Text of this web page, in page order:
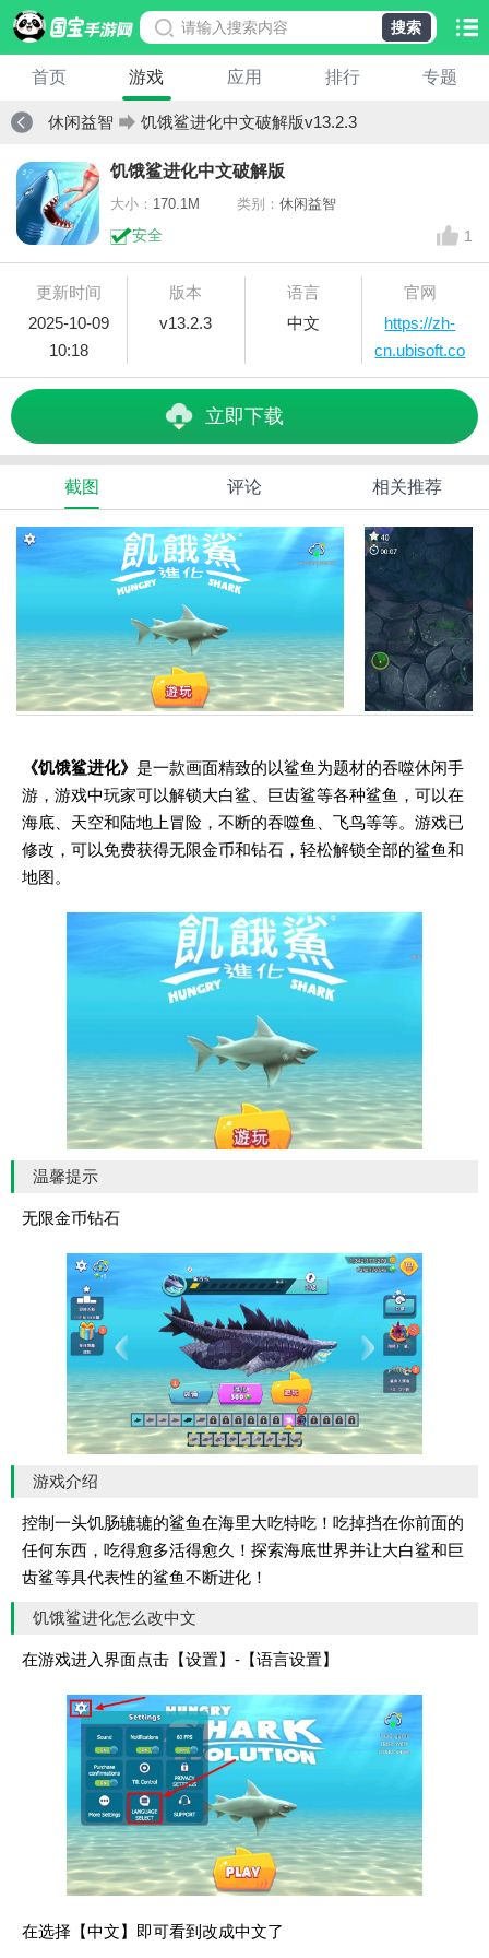
搜索
首页 游戏 应用 排行 专题
休闲益智 饥饿鲨进化中文破解版v13.2.3
饥饿鲨进化中文破解版
大小： 170.1M 类别： 休闲益智
安全 1
更新时间
2025-10-09
10:18
版本
v13.2.3
语言
中文
官网
https://zh-
cn.ubisoft.co
m/games/hse
立即下载
截图 评论 相关推荐
《饥饿鲨进化》 是一款画面精致的以鲨鱼为题材的吞噬休闲手
游，游戏中玩家可以解锁大白鲨、巨齿鲨等各种鲨鱼，可以在
海底、天空和陆地上冒险，不断的吞噬鱼、飞鸟等等。游戏已
修改，可以免费获得无限金币和钻石，轻松解锁全部的鲨鱼和
地图。
温馨提示
无限金币钻石
游戏介绍
控制一头饥肠辘辘的鲨鱼在海里大吃特吃！吃掉挡在你前面的
任何东西，吃得愈多活得愈久！探索海底世界并让大白鲨和巨
齿鲨等具代表性的鲨鱼不断进化！
饥饿鲨进化怎么改中文
在游戏进入界面点击【设置】-【语言设置】
在选择【中文】即可看到改成中文了